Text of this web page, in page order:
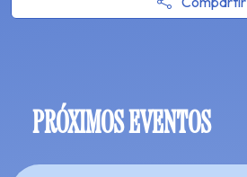
PRÓXIMOS EVENTOS